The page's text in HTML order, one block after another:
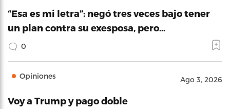
“Esa es mi letra”: negó tres veces bajo tener
un plan contra su exesposa, pero…
0
Opiniones Ago 3, 2026
Voy a Trump y pago doble